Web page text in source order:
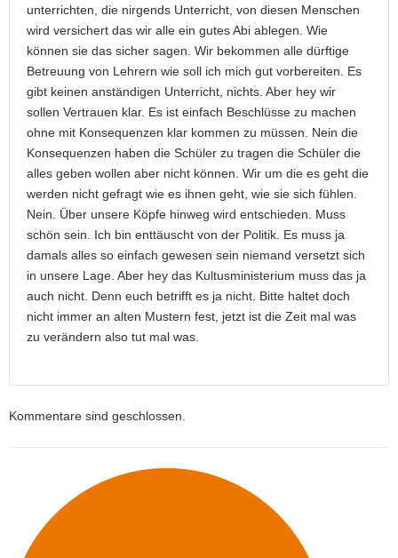
unterrichten, die nirgends Unterricht, von diesen Menschen
wird versichert das wir alle ein gutes Abi ablegen. Wie
können sie das sicher sagen. Wir bekommen alle dürftige
Betreuung von Lehrern wie soll ich mich gut vorbereiten. Es
gibt keinen anständigen Unterricht, nichts. Aber hey wir
sollen Vertrauen klar. Es ist einfach Beschlüsse zu machen
ohne mit Konsequenzen klar kommen zu müssen. Nein die
Konsequenzen haben die Schüler zu tragen die Schüler die
alles geben wollen aber nicht können. Wir um die es geht die
werden nicht gefragt wie es ihnen geht, wie sie sich fühlen.
Nein. Über unsere Köpfe hinweg wird entschieden. Muss
schön sein. Ich bin enttäuscht von der Politik. Es muss ja
damals alles so einfach gewesen sein niemand versetzt sich
in unsere Lage. Aber hey das Kultusministerium muss das ja
auch nicht. Denn euch betrifft es ja nicht. Bitte haltet doch
nicht immer an alten Mustern fest, jetzt ist die Zeit mal was
zu verändern also tut mal was.
Kommentare sind geschlossen.